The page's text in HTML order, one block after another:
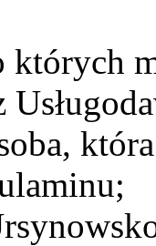
których